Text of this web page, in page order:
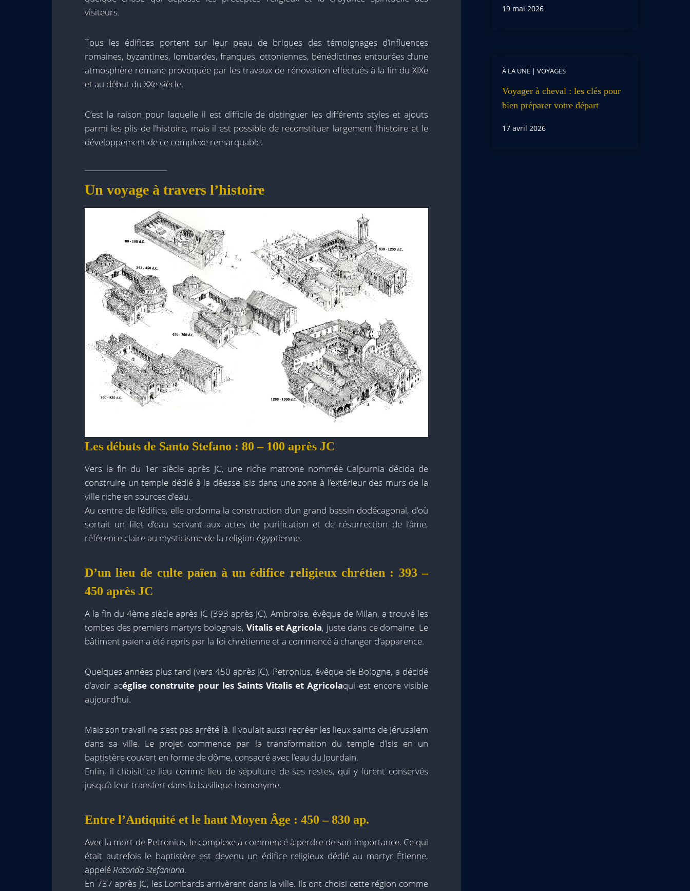
visiteurs.
Tous les édifices portent sur leur peau de briques des témoignages d’influences
romaines, byzantines, lombardes, franques, ottoniennes, bénédictines entourées d’une
atmosphère romane provoquée par les travaux de rénovation effectués à la fin du XIXe
et au début du XXe siècle.
C’est la raison pour laquelle il est difficile de distinguer les différents styles et ajouts
parmi les plis de l’histoire, mais il est possible de reconstituer largement l’histoire et le
développement de ce complexe remarquable.
Un voyage à travers l’histoire
Les débuts de Santo Stefano : 80 – 100 après JC
Vers la fin du 1er siècle après JC, une riche matrone nommée Calpurnia décida de
construire un temple dédié à la déesse Isis dans une zone à l’extérieur des murs de la
ville riche en sources d’eau.
Au centre de l’édifice, elle ordonna la construction d’un grand bassin dodécagonal, d’où
sortait un filet d’eau servant aux actes de purification et de résurrection de l’âme,
référence claire au mysticisme de la religion égyptienne.
D’un lieu de culte païen à un édifice religieux chrétien : 393 –
450 après JC
A la fin du 4ème siècle après JC (393 après JC), Ambroise, évêque de Milan, a trouvé les
tombes des premiers martyrs bolognais, Vitalis et Agricola, juste dans ce domaine. Le
bâtiment païen a été repris par la foi chrétienne et a commencé à changer d’apparence.
Quelques années plus tard (vers 450 après JC), Petronius, évêque de Bologne, a décidé
d’avoir acéglise construite pour les Saints Vitalis et Agricolaqui est encore visible
aujourd’hui.
Mais son travail ne s’est pas arrêté là. Il voulait aussi recréer les lieux saints de Jérusalem
dans sa ville. Le projet commence par la transformation du temple d’Isis en un
baptistère couvert en forme de dôme, consacré avec l’eau du Jourdain.
Enfin, il choisit ce lieu comme lieu de sépulture de ses restes, qui y furent conservés
jusqu’à leur transfert dans la basilique homonyme.
Entre l’Antiquité et le haut Moyen Âge : 450 – 830 ap.
Avec la mort de Petronius, le complexe a commencé à perdre de son importance. Ce qui
était autrefois le baptistère est devenu un édifice religieux dédié au martyr Étienne,
appelé Rotonda Stefaniana.
En 737 après JC, les Lombards arrivèrent dans la ville. Ils ont choisi cette région comme
19 mai 2026
À LA UNE| VOYAGES
Voyager à cheval : les clés pour
bien préparer votre départ
17 avril 2026